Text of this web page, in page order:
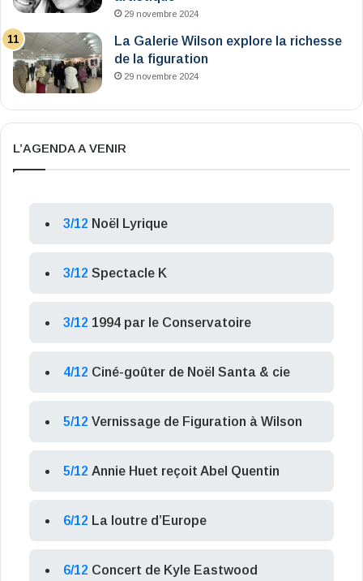
29 novembre 2024
La Galerie Wilson explore la richesse
de la figuration
29 novembre 2024
L’AGENDA A VENIR
3/12 Noël Lyrique
3/12 Spectacle K
3/12 1994 par le Conservatoire
4/12 Ciné-goûter de Noël Santa & cie
5/12 Vernissage de Figuration à Wilson
5/12 Annie Huet reçoit Abel Quentin
6/12 La loutre d’Europe
6/12 Concert de Kyle Eastwood